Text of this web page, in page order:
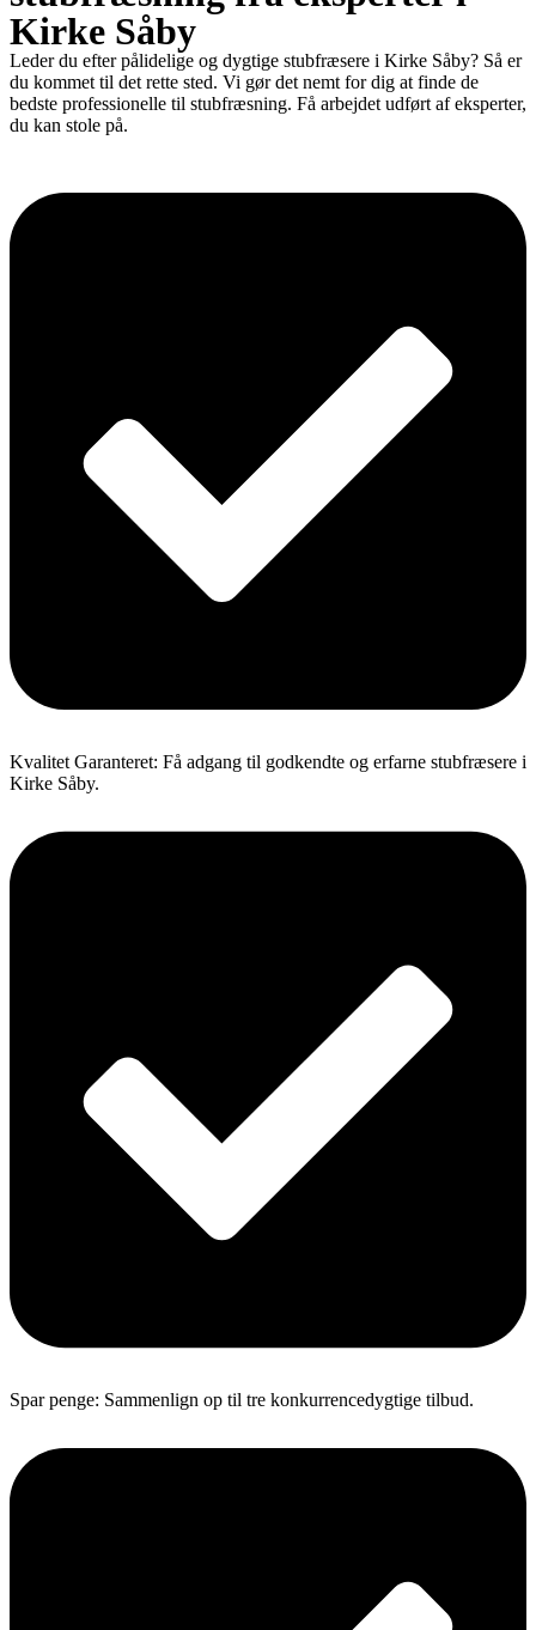
Kirke Såby
Leder du efter pålidelige og dygtige stubfræsere i Kirke Såby? Så er
du kommet til det rette sted. Vi gør det nemt for dig at finde de
bedste professionelle til stubfræsning. Få arbejdet udført af eksperter,
du kan stole på.
Kvalitet Garanteret: Få adgang til godkendte og erfarne stubfræsere i
Kirke Såby.
Spar penge: Sammenlign op til tre konkurrencedygtige tilbud.